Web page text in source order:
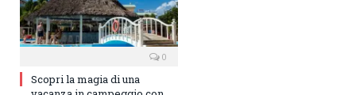
0
Scopri la magia di una